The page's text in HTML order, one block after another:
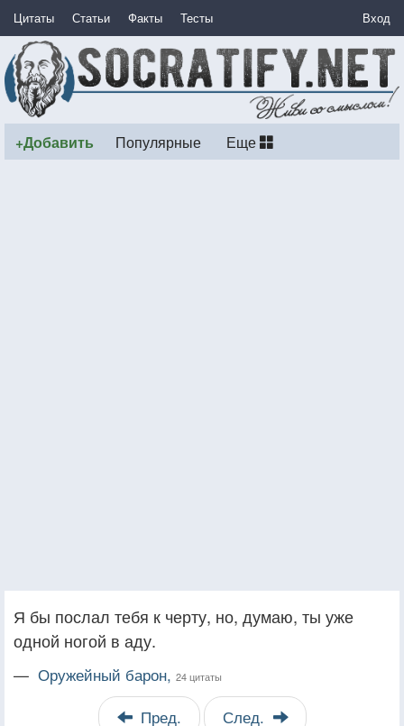
Цитаты Статьи Факты Тесты Вход
+Добавить Популярные Еще
Я бы послал тебя к черту, но, думаю, ты уже
одной ногой в аду.
— Оружейный барон, 24 цитаты
Пред. След.